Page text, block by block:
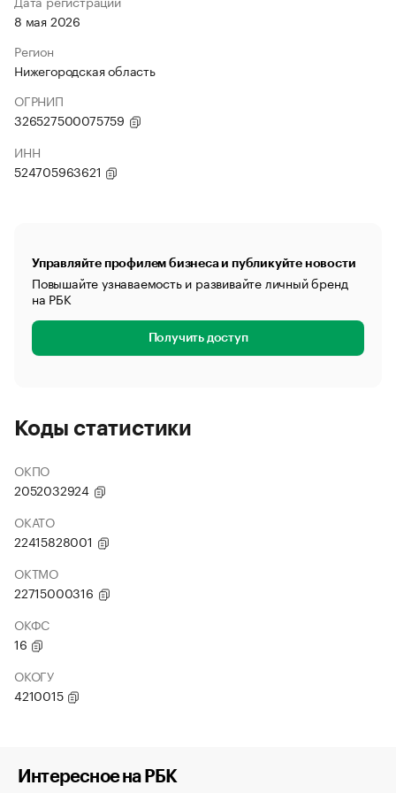
8 мая 2026
Регион
Нижегородская область
ОГРНИП
326527500075759
ИНН
524705963621
Управляйте профилем бизнеса и публикуйте новости
Повышайте узнаваемость и развивайте личный бренд
на РБК
Получить доступ
Коды статистики
ОКПО
2052032924
ОКАТО
22415828001
ОКТМО
22715000316
ОКФС
16
ОКОГУ
4210015
Интересное на РБК